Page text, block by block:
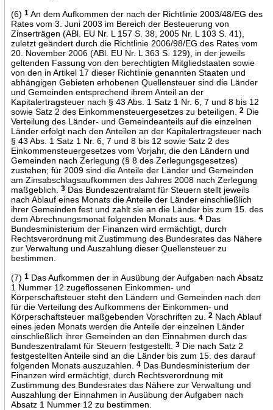
(6) 1An dem Aufkommen der nach der Richtlinie 2003/48/EG des
Rates vom 3. Juni 2003 im Bereich der Besteuerung von
Zinserträgen (ABl. EU Nr. L 157 S. 38, 2005 Nr. L 103 S. 41),
zuletzt geändert durch die Richtlinie 2006/98/EG des Rates vom
20. November 2006 (ABl. EU Nr. L 363 S. 129), in der jeweils
geltenden Fassung von den berechtigten Mitgliedstaaten sowie
von den in Artikel 17 dieser Richtlinie genannten Staaten und
abhängigen Gebieten erhobenen Quellensteuer sind die Länder
und Gemeinden entsprechend ihrem Anteil an der
Kapitalertragsteuer nach § 43 Abs. 1 Satz 1 Nr. 6, 7 und 8 bis 12
sowie Satz 2 des Einkommensteuergesetzes zu beteiligen.
2Die
Verteilung des Länder- und Gemeindeanteils auf die einzelnen
Länder erfolgt nach den Anteilen an der Kapitalertragsteuer nach
§ 43 Abs. 1 Satz 1 Nr. 6, 7 und 8 bis 12 sowie Satz 2 des
Einkommensteuergesetzes vom Vorjahr, die den Ländern und
Gemeinden nach Zerlegung (§ 8 des Zerlegungsgesetzes)
zustehen; für 2009 sind die Anteile der Länder und Gemeinden
am Zinsabschlagsaufkommen des Jahres 2008 nach Zerlegung
maßgeblich.
3Das Bundeszentralamt für Steuern stellt jeweils
nach Ablauf eines Monats die Anteile der Länder einschließlich
ihrer Gemeinden fest und zahlt sie an die Länder bis zum 15. des
dem Abrechnungsmonat folgenden Monats aus.
4Das
Bundesministerium der Finanzen wird ermächtigt, durch
Rechtsverordnung mit Zustimmung des Bundesrates das Nähere
zur Verwaltung und Auszahlung dieser Quellensteuer zu
bestimmen.
(7) 1Das Aufkommen der in Ausübung der Aufgaben nach Absatz
1 Nummer 12 zugeflossenen Einkommen- und
Körperschaftsteuer steht den Ländern und Gemeinden nach den
für die Verteilung des Aufkommens der Einkommen- und
Körperschaftsteuer maßgebenden Vorschriften zu.
2Nach Ablauf
eines jeden Monats werden die Anteile der einzelnen Länder
einschließlich ihrer Gemeinden an den Einnahmen durch das
Bundeszentralamt für Steuern festgestellt.
3Die nach Satz 2
festgestellten Anteile sind an die Länder bis zum 15. des darauf
folgenden Monats auszuzahlen.
4Das Bundesministerium der
Finanzen wird ermächtigt, durch Rechtsverordnung mit
Zustimmung des Bundesrates das Nähere zur Verwaltung und
Auszahlung der Einnahmen in Ausübung der Aufgaben nach
Absatz 1 Nummer 12 zu bestimmen.